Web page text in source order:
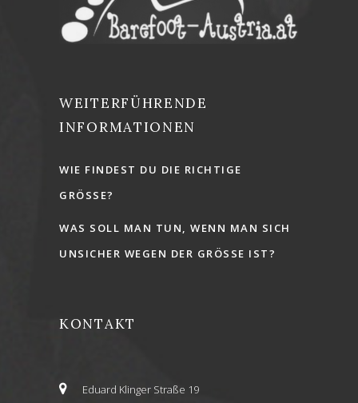
WEITERFÜHRENDE
INFORMATIONEN
WIE FINDEST DU DIE RICHTIGE
GRÖSSE?
WAS SOLL MAN TUN, WENN MAN SICH
UNSICHER WEGEN DER GRÖSSE IST?
KONTAKT
Eduard Klinger Straße 19